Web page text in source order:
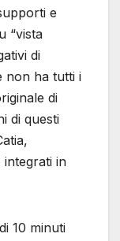
e
“vista
di
non ha tutti i
di
di questi
integrati in
10 minuti